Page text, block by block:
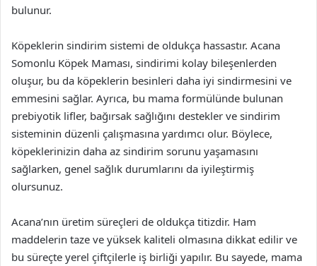
bulunur.
Köpeklerin sindirim sistemi de oldukça hassastır. Acana
Somonlu Köpek Maması, sindirimi kolay bileşenlerden
oluşur, bu da köpeklerin besinleri daha iyi sindirmesini ve
emmesini sağlar. Ayrıca, bu mama formülünde bulunan
prebiyotik lifler, bağırsak sağlığını destekler ve sindirim
sisteminin düzenli çalışmasına yardımcı olur. Böylece,
köpeklerinizin daha az sindirim sorunu yaşamasını
sağlarken, genel sağlık durumlarını da iyileştirmiş
olursunuz.
Acana’nın üretim süreçleri de oldukça titizdir. Ham
maddelerin taze ve yüksek kaliteli olmasına dikkat edilir ve
bu süreçte yerel çiftçilerle iş birliği yapılır. Bu sayede, mama